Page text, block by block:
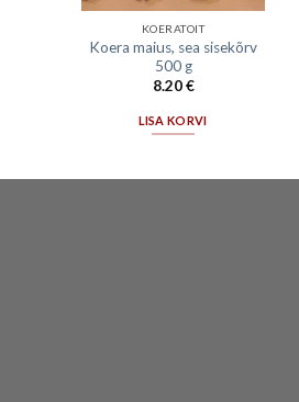
KOERATOIT
Koera maius, sea sisekõrv
500 g
8.20€
LISA KORVI